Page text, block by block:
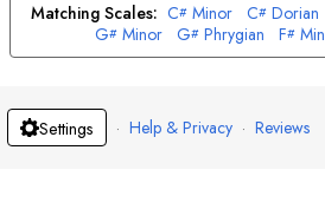
Matching Scales: C# Minor C# Dorian
G# Minor G# Phrygian F#
Settings · Help & Privacy · Reviews